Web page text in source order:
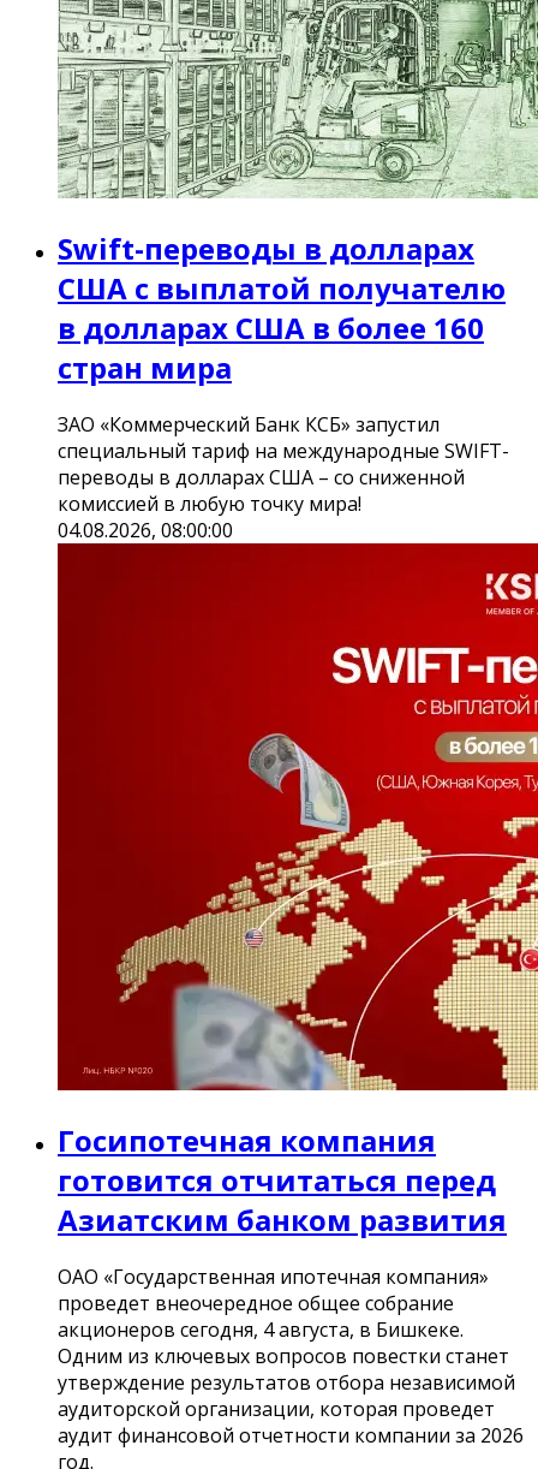
Swift-переводы в долларах
США с выплатой получателю
в долларах США в более 160
стран мира
ЗАО «Коммерческий Банк КСБ» запустил
специальный тариф на международные SWIFT-
переводы в долларах США – со сниженной
комиссией в любую точку мира!
04.08.2026, 08:00:00
Госипотечная компания
готовится отчитаться перед
Азиатским банком развития
ОАО «Государственная ипотечная компания»
проведет внеочередное общее собрание
акционеров сегодня, 4 августа, в Бишкеке.
Одним из ключевых вопросов повестки станет
утверждение результатов отбора независимой
аудиторской организации, которая проведет
аудит финансовой отчетности компании за 2026
год.